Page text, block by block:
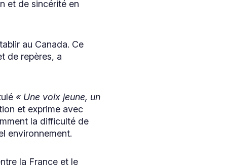
et de sincérité en
au Canada. Ce
de repères, a
« Une voix jeune, un
et exprime avec
la difficulté de
environnement.
la France et le